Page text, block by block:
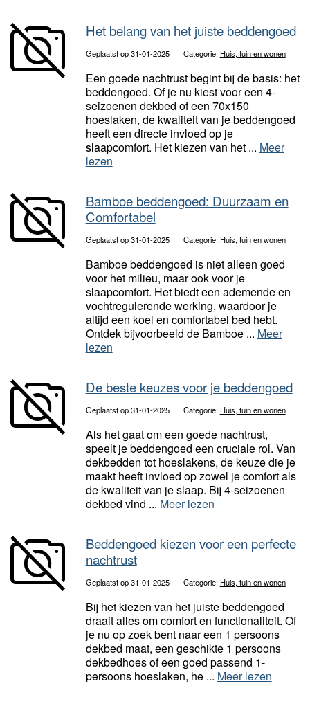
Het belang van het juiste beddengoed
Geplaatst op 31-01-2025 Categorie: Huis, tuin en wonen
Een goede nachtrust begint bij de basis: het
beddengoed. Of je nu kiest voor een 4-
seizoenen dekbed of een 70x150
hoeslaken, de kwaliteit van je beddengoed
heeft een directe invloed op je
slaapcomfort. Het kiezen van het ... Meer
lezen
Bamboe beddengoed: Duurzaam en
Comfortabel
Geplaatst op 31-01-2025 Categorie: Huis, tuin en wonen
Bamboe beddengoed is niet alleen goed
voor het milieu, maar ook voor je
slaapcomfort. Het biedt een ademende en
vochtregulerende werking, waardoor je
altijd een koel en comfortabel bed hebt.
Ontdek bijvoorbeeld de Bamboe ... Meer
lezen
De beste keuzes voor je beddengoed
Geplaatst op 31-01-2025 Categorie: Huis, tuin en wonen
Als het gaat om een goede nachtrust,
speelt je beddengoed een cruciale rol. Van
dekbedden tot hoeslakens, de keuze die je
maakt heeft invloed op zowel je comfort als
de kwaliteit van je slaap. Bij 4-seizoenen
dekbed vind ... Meer lezen
Beddengoed kiezen voor een perfecte
nachtrust
Geplaatst op 31-01-2025 Categorie: Huis, tuin en wonen
Bij het kiezen van het juiste beddengoed
draait alles om comfort en functionaliteit. Of
je nu op zoek bent naar een 1 persoons
dekbed maat, een geschikte 1 persoons
dekbedhoes of een goed passend 1-
persoons hoeslaken, he ... Meer lezen